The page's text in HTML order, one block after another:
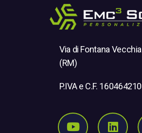
Via di Fontana
(RM)
P.IVA e C.F.
Seguici su